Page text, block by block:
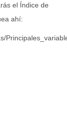
el Índice de
ahí: